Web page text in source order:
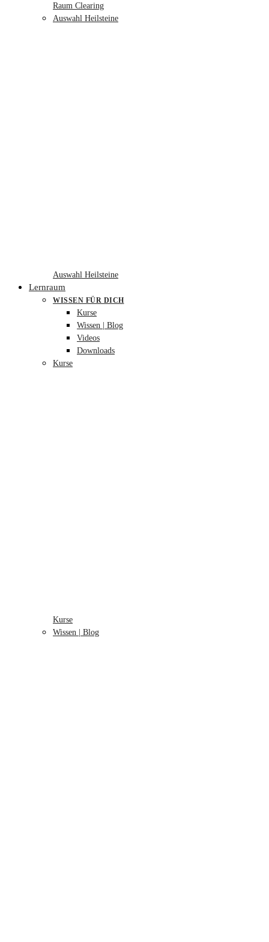
Raum Clearing
Auswahl Heilsteine
Auswahl Heilsteine
Lernraum
WISSEN FÜR DICH
Kurse
Wissen | Blog
Videos
Downloads
Kurse
Kurse
Wissen | Blog